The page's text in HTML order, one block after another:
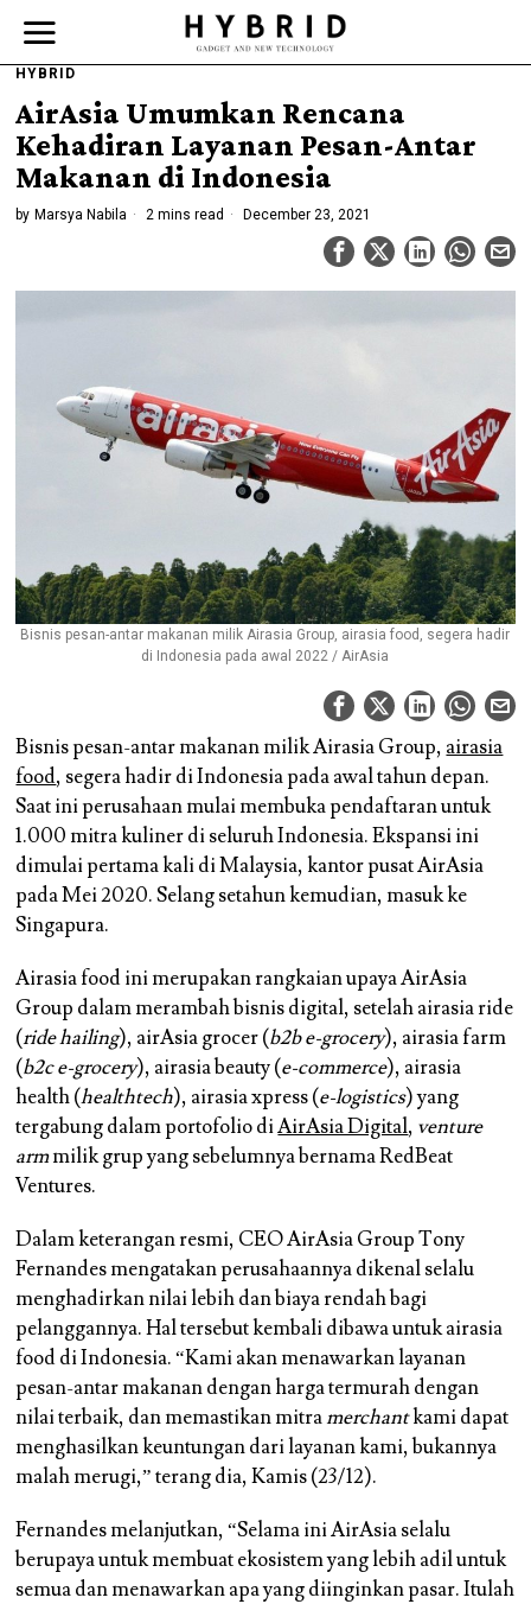
HYBRID
AirAsia Umumkan Rencana
Kehadiran Layanan Pesan-Antar
Makanan di Indonesia
by Marsya Nabila 2 mins read December 23, 2021
Bisnis pesan-antar makanan milik Airasia Group, airasia food, segera hadir
di Indonesia pada awal 2022 / AirAsia
Bisnis pesan-antar makanan milik Airasia Group, airasia
food, segera hadir di Indonesia pada awal tahun depan.
Saat ini perusahaan mulai membuka pendaftaran untuk
1.000 mitra kuliner di seluruh Indonesia. Ekspansi ini
dimulai pertama kali di Malaysia, kantor pusat AirAsia
pada Mei 2020. Selang setahun kemudian, masuk ke
Singapura.
Airasia food ini merupakan rangkaian upaya AirAsia
Group dalam merambah bisnis digital, setelah airasia ride
(ride hailing), airAsia grocer (b2b e-grocery), airasia farm
(b2c e-grocery), airasia beauty (e-commerce), airasia
health (healthtech), airasia xpress (e-logistics) yang
tergabung dalam portofolio diAirAsia Digital, venture
armmilik grup yang sebelumnya bernama RedBeat
Ventures.
Dalam keterangan resmi, CEO AirAsia Group Tony
Fernandes mengatakan perusahaannya dikenal selalu
menghadirkan nilai lebih dan biaya rendah bagi
pelanggannya. Hal tersebut kembali dibawa untuk airasia
food di Indonesia. “Kami akan menawarkan layanan
pesan-antar makanan dengan harga termurah dengan
nilai terbaik, dan memastikan mitramerchantkami dapat
menghasilkan keuntungan dari layanan kami, bukannya
malah merugi,” terang dia, Kamis (23/12).
Fernandes melanjutkan, “Selama ini AirAsia selalu
berupaya untuk membuat ekosistem yang lebih adil untuk
semua dan menawarkan apa yang diinginkan pasar. Itulah